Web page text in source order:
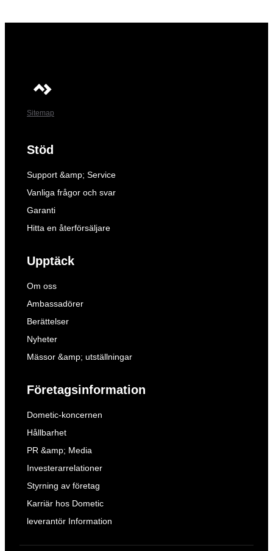
Sitemap
Stöd
Support &amp; Service
Vanliga frågor och svar
Garanti
Hitta en återförsäljare
Upptäck
Om oss
Ambassadörer
Berättelser
Nyheter
Mässor &amp; utställningar
Företagsinformation
Dometic-koncernen
Hållbarhet
PR &amp; Media
Investerarrelationer
Styrning av företag
Karriär hos Dometic
leverantör Information